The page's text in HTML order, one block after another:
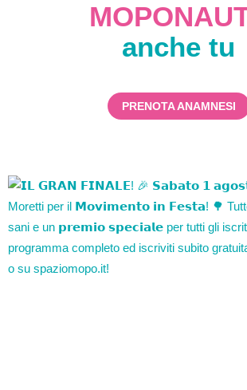
anche tu
PRENOTA ANAMNESI